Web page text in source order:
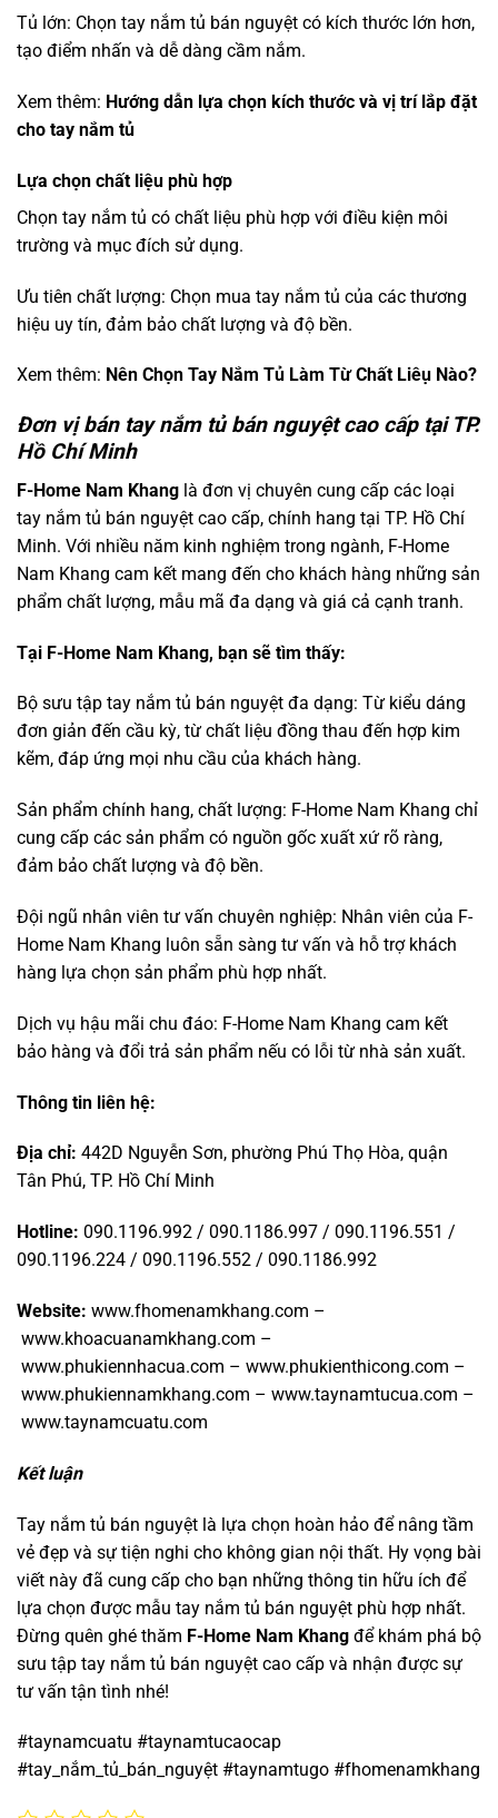
Tủ lớn: Chọn tay nắm tủ bán nguyệt có kích thước lớn hơn,
tạo điểm nhấn và dễ dàng cầm nắm.
Xem thêm: Hướng dẫn lựa chọn kích thước và vị trí lắp đặt
cho tay nắm tủ
Lựa chọn chất liệu phù hợp
Chọn tay nắm tủ có chất liệu phù hợp với điều kiện môi
trường và mục đích sử dụng.
Ưu tiên chất lượng: Chọn mua tay nắm tủ của các thương
hiệu uy tín, đảm bảo chất lượng và độ bền.
Xem thêm: Nên Chọn Tay Nắm Tủ Làm Từ Chất Liêụ Nào?
Đơn vị bán tay nắm tủ bán nguyệt cao cấp tại TP.
Hồ Chí Minh
F-Home Nam Khang là đơn vị chuyên cung cấp các loại
tay nắm tủ bán nguyệt cao cấp, chính hang tại TP. Hồ Chí
Minh. Với nhiều năm kinh nghiệm trong ngành, F-Home
Nam Khang cam kết mang đến cho khách hàng những sản
phẩm chất lượng, mẫu mã đa dạng và giá cả cạnh tranh.
Tại F-Home Nam Khang, bạn sẽ tìm thấy:
Bộ sưu tập tay nắm tủ bán nguyệt đa dạng: Từ kiểu dáng
đơn giản đến cầu kỳ, từ chất liệu đồng thau đến hợp kim
kẽm, đáp ứng mọi nhu cầu của khách hàng.
Sản phẩm chính hang, chất lượng: F-Home Nam Khang chỉ
cung cấp các sản phẩm có nguồn gốc xuất xứ rõ ràng,
đảm bảo chất lượng và độ bền.
Đội ngũ nhân viên tư vấn chuyên nghiệp: Nhân viên của F-
Home Nam Khang luôn sẵn sàng tư vấn và hỗ trợ khách
hàng lựa chọn sản phẩm phù hợp nhất.
Dịch vụ hậu mãi chu đáo: F-Home Nam Khang cam kết
bảo hàng và đổi trả sản phẩm nếu có lỗi từ nhà sản xuất.
Thông tin liên hệ:
Địa chỉ: 442D Nguyễn Sơn, phường Phú Thọ Hòa, quận
Tân Phú, TP. Hồ Chí Minh
Hotline: 090.1196.992 / 090.1186.997 / 090.1196.551 /
090.1196.224 / 090.1196.552 / 090.1186.992
Website: www.fhomenamkhang.com –
www.khoacuanamkhang.com –
www.phukiennhacua.com – www.phukienthicong.com –
www.phukiennamkhang.com – www.taynamtucua.com –
www.taynamcuatu.com
Kết luận
Tay nắm tủ bán nguyệt là lựa chọn hoàn hảo để nâng tầm
vẻ đẹp và sự tiện nghi cho không gian nội thất. Hy vọng bài
viết này đã cung cấp cho bạn những thông tin hữu ích để
lựa chọn được mẫu tay nắm tủ bán nguyệt phù hợp nhất.
Đừng quên ghé thăm F-Home Nam Khang để khám phá bộ
sưu tập tay nắm tủ bán nguyệt cao cấp và nhận được sự
tư vấn tận tình nhé!
#taynamcuatu #taynamtucaocap
#tay_nắm_tủ_bán_nguyệt #taynamtugo #fhomenamkhang